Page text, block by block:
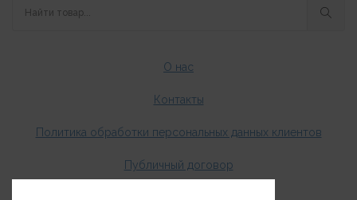
О нас
Контакты
Политика обработки персональных данных клиентов
Публичный договор